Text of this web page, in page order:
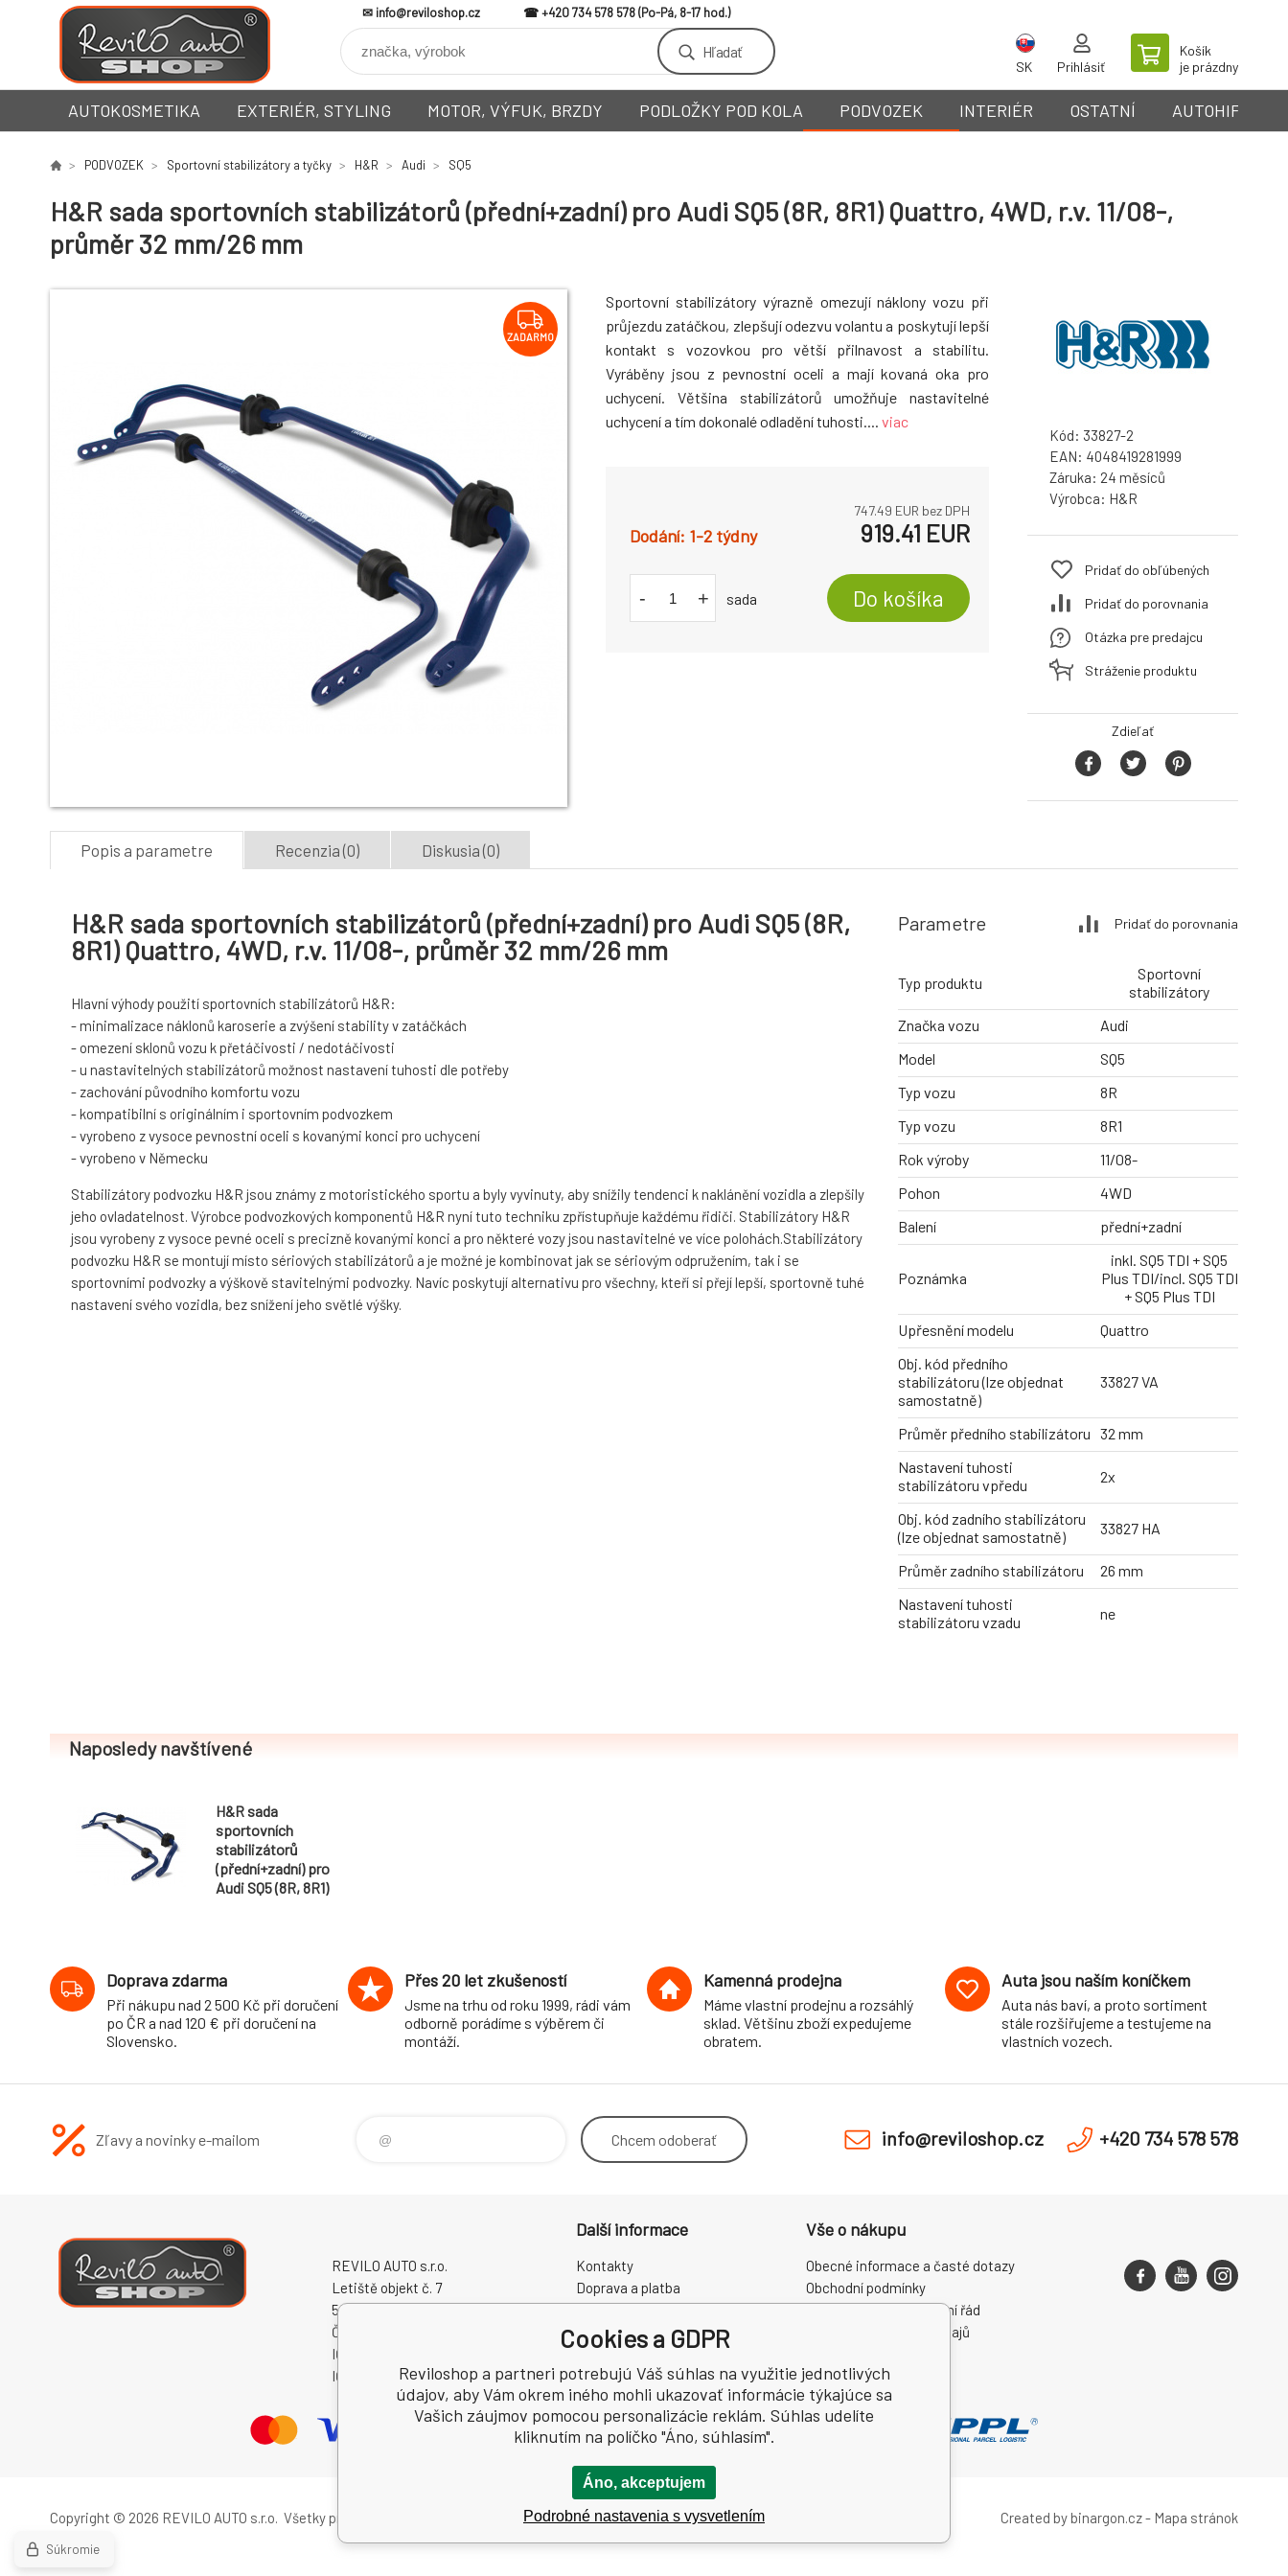
info@reviloshop.cz +420 734 578 578
Hľadať
SK Prihlásiť
Košík
je prázdny
AUTOKOSMETIKA EXTERIÉR, STYLING MOTOR, VÝFUK, BRZDY PODLOŽKY POD KOLA PODVOZEK INTERIÉR OSTATNÍ AUTOHIFI
PODVOZEK Sportovní stabilizátory a tyčky H&R Audi SQ5
H&R sada sportovních stabilizátorů (přední+zadní) pro Audi SQ5 (8R, 8R1) Quattro, 4WD, r.v. 11/08-,
průměr 32 mm/26 mm
ZADARMO
Sportovní stabilizátory výrazně omezují náklony vozu při
průjezdu zatáčkou, zlepšují odezvu volantu a poskytují lepší
kontakt s vozovkou pro větší přilnavost a stabilitu.
Vyráběny jsou z pevnostní oceli a mají kovaná oka pro
uchycení. Většina stabilizátorů umožňuje nastavitelné
uchycení a tím dokonalé odladění tuhosti.... viac
747.49 EUR bez DPH
1-2 týdny 919.41 EUR
- + sada Do košíka
Kód: 33827-2
EAN: 4048419281999
Záruka: 24
Výrobca: H&R
Pridať do obľúbených
Pridať do porovnania
Otázka pre predajcu
Stráženie produktu
Zdieľať
Popis a parametre Recenzia (0) Diskusia (0)
H&R sada sportovních stabilizátorů (přední+zadní) pro Audi SQ5 (8R,
8R1) Quattro, 4WD, r.v. 11/08-, průměr 32 mm/26 mm
Hlavní výhody použití sportovních stabilizátorů H&R:
- minimalizace náklonů karoserie a zvýšení stability v zatáčkách
- omezení sklonů vozu k přetáčivosti / nedotáčivosti
- u nastavitelných stabilizátorů možnost nastavení tuhosti dle potřeby
- zachování původního komfortu vozu
- kompatibilní s originálním i sportovním podvozkem
- vyrobeno z vysoce pevnostní oceli s kovanými konci pro uchycení
- vyrobeno v Německu
Stabilizátory podvozku H&R jsou známy z motoristického sportu a byly vyvinuty, aby snížily tendenci k naklánění vozidla a zlepšily
jeho ovladatelnost. Výrobce podvozkových komponentů H&R nyní tuto techniku zpřístupňuje každému řidiči. Stabilizátory H&R
jsou vyrobeny z vysoce pevné oceli s precizně kovanými konci a pro některé vozy jsou nastavitelné ve více polohách.Stabilizátory
podvozku H&R se montují místo sériových stabilizátorů a je možné je kombinovat jak se sériovým odpružením, tak i se
sportovními podvozky a výškově stavitelnými podvozky. Navíc poskytují alternativu pro všechny, kteří si přejí lepší, sportovně tuhé
nastavení svého vozidla, bez snížení jeho světlé výšky.
Parametre Pridať do porovnania
Typ produktu
Sportovní
stabilizátory
Značka vozu
Audi
Model
SQ5
Typ vozu
8R
Typ vozu
8R1
Rok výroby
11/08-
Pohon
4WD
Balení
přední+zadní
Poznámka
inkl. SQ5 TDI + SQ5
Plus TDI/incl. SQ5 TDI
+ SQ5 Plus TDI
Upřesnění modelu
Quattro
Obj. kód předního
stabilizátoru (lze objednat
samostatně)
33827 VA
Průměr předního stabilizátoru 32 mm
Nastavení tuhosti
stabilizátoru vpředu
2x
Obj. kód zadního stabilizátoru
(lze objednat samostatně)
33827 HA
Průměr zadního stabilizátoru
26 mm
Nastavení tuhosti
stabilizátoru vzadu
ne
Naposledy navštívené
H&R sada
sportovních
stabilizátorů
(přední+zadní) pro
Audi SQ5 (8R, 8R1)
Doprava zdarma
Při nákupu nad 2 500 Kč při doručení
po ČR a nad 120 € při doručení na
Slovensko.
Přes 20 let zkušeností
Jsme na trhu od roku 1999, rádi vám
odborně porádíme s výběrem či
montáží.
Kamenná prodejna
Máme vlastní prodejnu a rozsáhlý
sklad. Většinu zboží expedujeme
obratem.
Auta jsou naším koníčkem
Auta nás baví, a proto sortiment
stále rozšiřujeme a testujeme na
vlastních vozech.
Zľavy a novinky e-mailom Chcem odoberať info@reviloshop.cz +420 734 578 578
REVILO AUTO s.r.o.
Letiště objekt č. 7
50341 Hradec Králové
Česká republika
IČO: 60931868
IČ DPH (DIČ): CZ60931868
Další informace
Kontakty
Doprava a platba
Proč právě my?
O nás
Kamenná prodejna
Vše o nákupu
Obecné informace a časté dotazy
Obchodní podmínky
Reklamace a reklamační řád
Zpracování osobních údajů
Copyright © 2026 REVILO AUTO s.r.o. Všetky práva vyhradené. Created by binargon.cz- Mapa stránok
Cookies a GDPR
Reviloshop a partneri potrebujú Váš súhlas na využitie jednotlivých
údajov, aby Vám okrem iného mohli ukazovať informácie týkajúce sa
Vašich záujmov pomocou personalizácie reklám. Súhlas udelíte
kliknutím na políčko "Áno, súhlasím".
Áno, akceptujem
Podrobné nastavenia s vysvetlením
Súkromie